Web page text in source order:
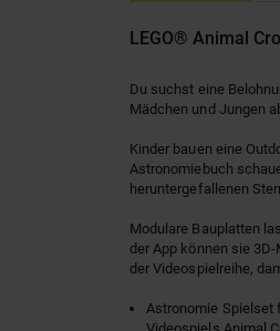
LEGO® Animal
Du suchst eine
Mädchen und Jungen
Kinder bauen eine
Astronomiebuch
heruntergefallenen
Modulare Bauplatten
der App können sie
der Videospielreihe,
Astronomie Spielset